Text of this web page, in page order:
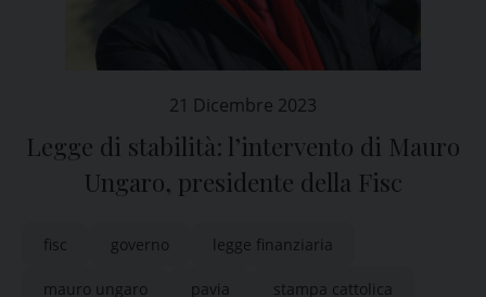
21 Dicembre 2023
Legge di stabilità: l’intervento di Mauro
Ungaro, presidente della Fisc
fisc governo legge finanziaria
mauro ungaro pavia stampa cattolica